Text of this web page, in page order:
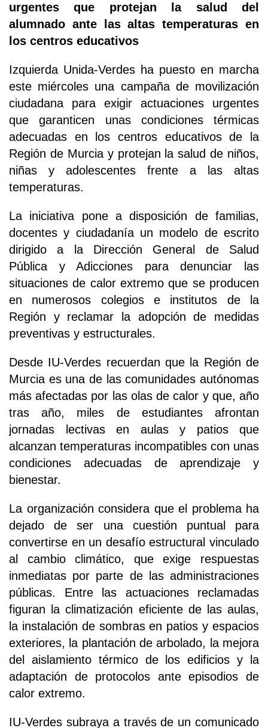
urgentes que protejan la salud del
alumnado ante las altas temperaturas en
los centros educativos
Izquierda Unida-Verdes ha puesto en marcha
este miércoles una campaña de movilización
ciudadana para exigir actuaciones urgentes
que garanticen unas condiciones térmicas
adecuadas en los centros educativos de la
Región de Murcia y protejan la salud de niños,
niñas y adolescentes frente a las altas
temperaturas.
La iniciativa pone a disposición de familias,
docentes y ciudadanía un modelo de escrito
dirigido a la Dirección General de Salud
Pública y Adicciones para denunciar las
situaciones de calor extremo que se producen
en numerosos colegios e institutos de la
Región y reclamar la adopción de medidas
preventivas y estructurales.
Desde IU-Verdes recuerdan que la Región de
Murcia es una de las comunidades autónomas
más afectadas por las olas de calor y que, año
tras año, miles de estudiantes afrontan
jornadas lectivas en aulas y patios que
alcanzan temperaturas incompatibles con unas
condiciones adecuadas de aprendizaje y
bienestar.
La organización considera que el problema ha
dejado de ser una cuestión puntual para
convertirse en un desafío estructural vinculado
al cambio climático, que exige respuestas
inmediatas por parte de las administraciones
públicas. Entre las actuaciones reclamadas
figuran la climatización eficiente de las aulas,
la instalación de sombras en patios y espacios
exteriores, la plantación de arbolado, la mejora
del aislamiento térmico de los edificios y la
adaptación de protocolos ante episodios de
calor extremo.
IU-Verdes subraya a través de un comunicado